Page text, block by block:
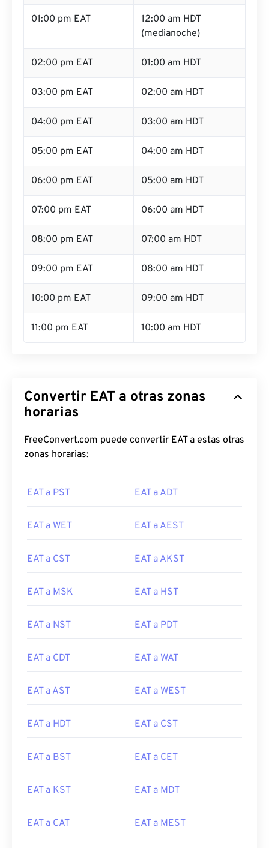
01:00 pm EAT
12:00 am HDT
(medianoche)
02:00 pm EAT 01:00 am HDT
03:00 pm EAT 02:00 am HDT
04:00 pm EAT 03:00 am HDT
05:00 pm EAT 04:00 am HDT
06:00 pm EAT 05:00 am HDT
07:00 pm EAT 06:00 am HDT
08:00 pm EAT 07:00 am HDT
09:00 pm EAT 08:00 am HDT
10:00 pm EAT 09:00 am HDT
11:00 pm EAT 10:00 am HDT
Convertir EAT a otras zonas
horarias
FreeConvert.com puede convertir EAT a estas otras
zonas horarias:
EAT a PST EAT a ADT
EAT a WET EAT a AEST
EAT a CST EAT a AKST
EAT a MSK EAT a HST
EAT a NST EAT a PDT
EAT a CDT EAT a WAT
EAT a AST EAT a WEST
EAT a HDT EAT a CST
EAT a BST EAT a CET
EAT a KST EAT a MDT
EAT a CAT EAT a MEST